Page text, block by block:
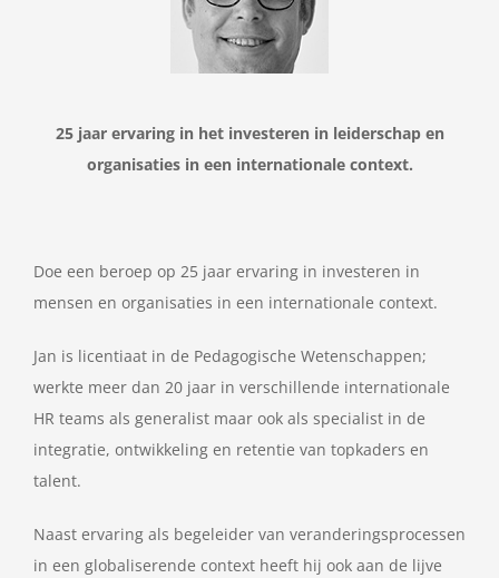
25 jaar ervaring in het investeren in leiderschap en
organisaties in een internationale context.
Doe een beroep op 25 jaar ervaring in investeren in
mensen en organisaties in een internationale context.
Jan is licentiaat in de Pedagogische Wetenschappen;
werkte meer dan 20 jaar in verschillende internationale
HR teams als generalist maar ook als specialist in de
integratie, ontwikkeling en retentie van topkaders en
talent.
Naast ervaring als begeleider van veranderingsprocessen
in een globaliserende context heeft hij ook aan de lijve